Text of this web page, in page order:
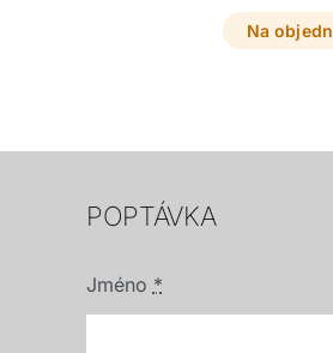
Na
POPTÁVKA
Jméno *